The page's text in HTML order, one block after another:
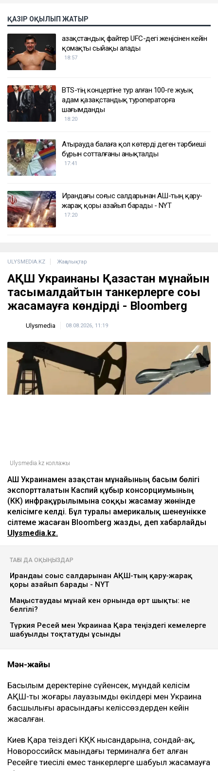
ҚАЗІР ОҚЫЛЫП ЖАТЫР
Қазақстандық файтер UFC-дегі жеңісінен кейін
қомақты сыйақы алады
18:57
BTS-тің концертіне тур алған 100-ге жуық
адам қазақстандық туроператорға
шағымданды
18:20
Атырауда балаға қол көтерді деген тәрбиеші
бұрын сотталғаны анықталды
17:41
Ирандағы соғыс салдарынан АҚШ-тың қару-
жарақ қоры азайып барады - NYT
17:20
ULYSMEDIA.KZ Жаңалықтар
АҚШ Украинаны Қазақстан мұнайын
тасымалдайтын танкерлерге соққы
жасамауға көндірді - Bloomberg
Ulysmedia 08.08.2026, 11:19
Ulysmedia.kz коллажы
АҚШ Украинамен Қазақстан мұнайының басым бөлігі
экспортталатын Каспий құбыр консорциумының
(КҚК) инфрақұрылымына соққы жасамау жөнінде
келісімге келді. Бұл туралы америкалық шенеунікке
сілтеме жасаған Bloomberg жазды, деп хабарлайды
Ulysmedia.kz.
ТАҒЫ ДА ОҚЫҢЫЗДАР
Ирандағы соғыс салдарынан АҚШ-тың қару-жарақ
қоры азайып барады - NYT
Маңғыстаудағы мұнай кен орнында өрт шықты: не
белгілі?
Түркия Ресей мен Украинаға Қара теңіздегі кемелерге
шабуылды тоқтатуды ұсынды
Мән-жайы
Басылым деректеріне сүйенсек, мұндай келісім
АҚШ-тың жоғары лауазымды өкілдері мен Украина
басшылығы арасындағы келіссөздерден кейін
жасалған.
Киев Қара теңіздегі КҚК нысандарына, сондай-ақ,
Новороссийск маңындағы терминалға бет алған
Ресейге тиесілі емес танкерлерге шабуыл жасамауға